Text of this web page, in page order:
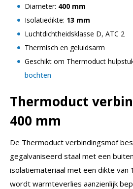
Diameter: 400 mm
Isolatiedikte: 13 mm
Luchtdichtheidsklasse D, ATC 2
Thermisch en geluidsarm
Geschikt om Thermoduct
bochten
Thermoduct
400 mm
De Thermoduct verbindingsmof
gegalvaniseerd staal met een
isolatiemateriaal met een dikte van
wordt warmteverlies aanzienlijk